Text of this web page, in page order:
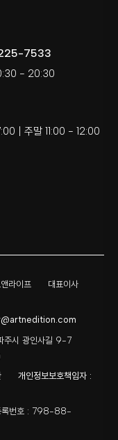
7533
- 20:30
| 주말 11:00 - 12:00
라이프
대표이사
주시 광인사길 9-7
개인정보보호책임자 :
록번호 : 798-88-